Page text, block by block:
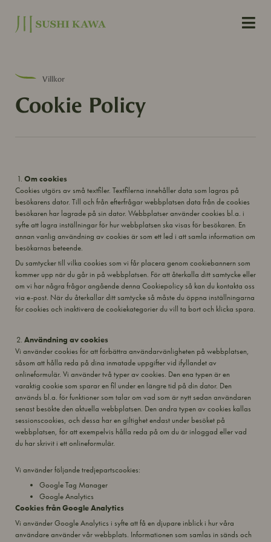
Villkor
Cookie Policy
Om cookies
Cookies utgörs av små textfiler. Textfilerna innehåller data som lagras på
besökarens dator. Till och från efterfrågar webbplatsen data från de cookies
besökaren har lagrade på sin dator. Webbplatser använder cookies bl.a. i
syfte att lagra inställningar för hur webbplatsen ska visas för besökaren. En
annan vanlig användning av cookies är som ett led i att samla information om
besökarnas beteende.
Du samtycker till vilka cookies som vi får placera genom cookiebannern som
kommer upp när du går in på webbplatsen. För att återkalla ditt samtycke eller
om vi har några frågor angående denna Cookiepolicy så kan du kontakta oss
via e-post. När du återkallar ditt samtycke så måste du öppna inställningarna
för cookies och inaktivera de cookiekategorier du vill ta bort och klicka spara.
Användning av cookies
Vi använder cookies för att förbättra användarvänligheten på webbplatsen,
såsom att hålla reda på dina inmatade uppgifter vid ifyllandet av
onlineformulär. Vi använder två typer av cookies. Den ena typen är en
varaktig cookie som sparar en fil under en längre tid på din dator. Den
används bl.a. för funktioner som talar om vad som är nytt sedan användaren
senast besökte den aktuella webbplatsen. Den andra typen av cookies kallas
sessionscookies, och dessa har en giltighet endast under besöket på
webbplatsen, för att exempelvis hålla reda på om du är inloggad eller vad
du har skrivit i ett onlineformulär.
Vi använder följande tredjepartscookies:
Google Tag Manager
Google Analytics
Cookies från Google Analytics
Vi använder Google Analytics i syfte att få en djupare inblick i hur våra
användare använder vår webbplats. Informationen som samlas in sänds och